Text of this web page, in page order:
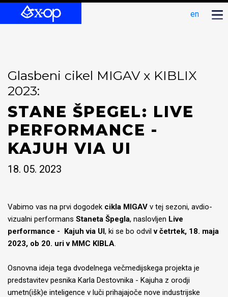
en
Glasbeni cikel MIGAV x KIBLIX
2023:
STANE ŠPEGEL: LIVE
PERFORMANCE -
KAJUH VIA UI
18. 05. 2023
Vabimo vas na prvi dogodek cikla MIGAV v tej sezoni, avdio-
vizualni performans Staneta Špegla, naslovljen Live
performance - Kajuh via UI, ki se bo odvilv četrtek, 18. maja
2023, ob 20. uri v MMC KIBLA.
Osnovna ideja tega dvodelnega večmedijskega projekta je
predstavitev pesnika Karla Destovnika - Kajuha z orodji
umetn(išk)e inteligence v luči prihajajoče nove industrijske